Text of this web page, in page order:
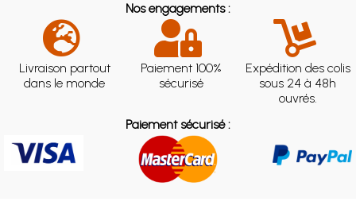
Nos engagements :
Livraison partout
dans le monde
Paiement 100%
sécurisé
Expédition des colis
sous 24 à 48h
ouvrés.
Paiement sécurisé :